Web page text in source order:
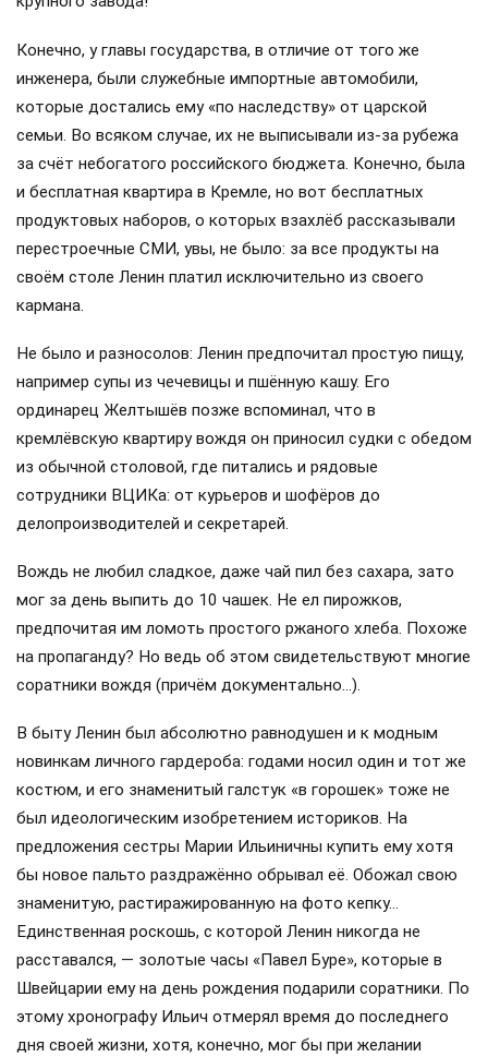
Конечно, у главы государства, в отличие от того же
инженера, были служебные импортные автомобили,
которые достались ему «по наследству» от царской
семьи. Во всяком случае, их не выписывали из-за рубежа
за счёт небогатого российского бюджета. Конечно, была
и бесплатная квартира в Кремле, но вот бесплатных
продуктовых наборов, о которых взахлёб рассказывали
перестроечные СМИ, увы, не было: за все продукты на
своём столе Ленин платил исключительно из своего
кармана.
Не было и разносолов: Ленин предпочитал простую пищу,
например супы из чечевицы и пшённую кашу. Его
ординарец Желтышёв позже вспоминал, что в
кремлёвскую квартиру вождя он приносил судки с обедом
из обычной столовой, где питались и рядовые
сотрудники ВЦИКа: от курьеров и шофёров до
делопроизводителей и секретарей.
Вождь не любил сладкое, даже чай пил без сахара, зато
мог за день выпить до 10 чашек. Не ел пирожков,
предпочитая им ломоть простого ржаного хлеба. Похоже
на пропаганду? Но ведь об этом свидетельствуют многие
соратники вождя (причём документально…).
В быту Ленин был абсолютно равнодушен и к модным
новинкам личного гардероба: годами носил один и тот же
костюм, и его знаменитый галстук «в горошек» тоже не
был идеологическим изобретением историков. На
предложения сестры Марии Ильиничны купить ему хотя
бы новое пальто раздражённо обрывал её. Обожал свою
знаменитую, растиражированную на фото кепку…
Единственная роскошь, с которой Ленин никогда не
расставался, — золотые часы «Павел Буре», которые в
Швейцарии ему на день рождения подарили соратники. По
этому хронографу Ильич отмерял время до последнего
дня своей жизни, хотя, конечно, мог бы при желании